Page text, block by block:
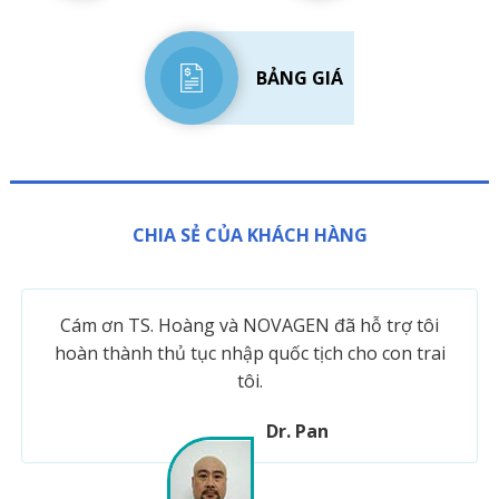
BẢNG GIÁ
CHIA SẺ CỦA KHÁCH HÀNG
Cám ơn TS. Hoàng và NOVAGEN đã hỗ trợ tôi
hoàn thành thủ tục nhập quốc tịch cho con trai
tôi.
Dr. Pan